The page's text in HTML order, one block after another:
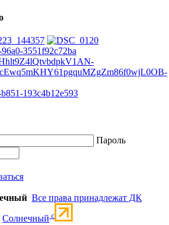
Пароль
Все права принадлежат ДК
Солнечный c